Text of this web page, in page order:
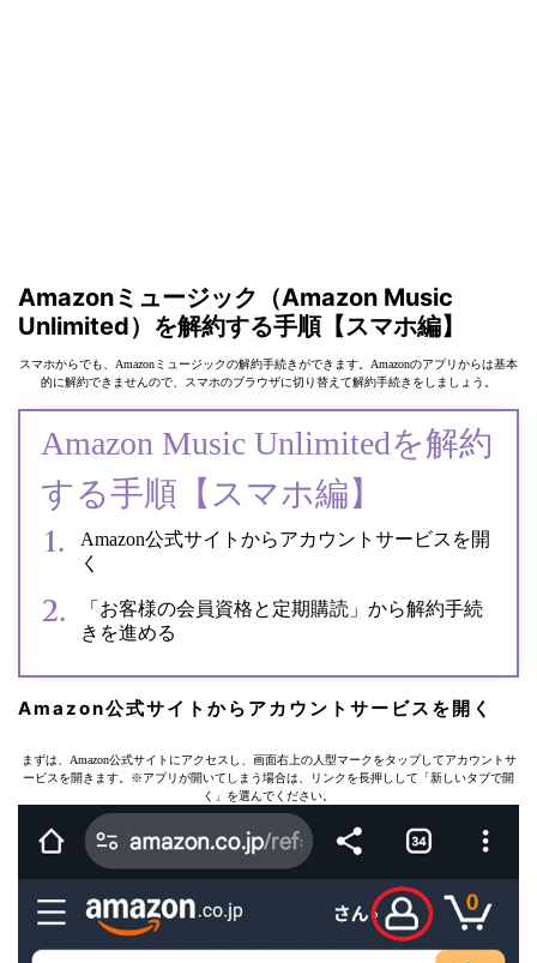
Amazonミュージック（Amazon Music
Unlimited）を解約する手順【スマホ編】
スマホからでも、Amazonミュージックの解約手続きができます。Amazonのアプリからは基本
的に解約できませんので、スマホのブラウザに切り替えて解約手続きをしましょう。
Amazon Music Unlimitedを解約
する手順【スマホ編】
Amazon公式サイトからアカウントサービスを開
く
「お客様の会員資格と定期購読」から解約手続
きを進める
Amazon公式サイトからアカウントサービスを開く
まずは、Amazon公式サイトにアクセスし、画面右上の人型マークをタップしてアカウントサ
ービスを開きます。※アプリが開いてしまう場合は、リンクを長押しして「新しいタブで開
く」を選んでください。